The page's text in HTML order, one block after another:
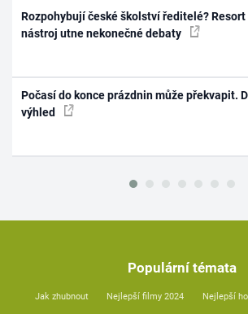
Rozpohybují české školství ředitelé? Resort
nástroj utne nekonečné debaty
Počasí do konce prázdnin může překvapit.
výhled
Populární témata
Jak zhubnout Nejlepší filmy 2024 Nejlepší